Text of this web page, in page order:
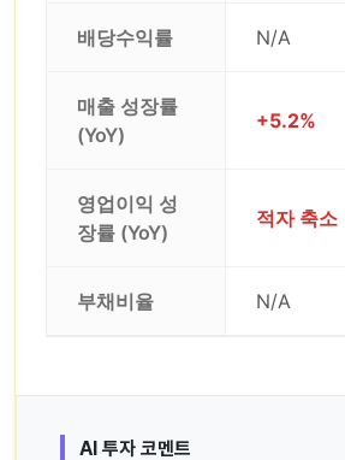
배당수익률 N/A
매출 성장률
(YoY)
+5.2%
영업이익 성
장률 (YoY)
적자 축소
부채비율 N/A
AI 투자 코멘트